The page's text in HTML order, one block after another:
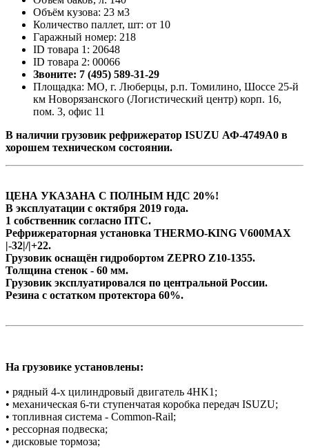
Объём кузова: 23 м3
Количество паллет, шт: от 10
Гаражный номер: 218
ID товара 1: 20648
ID товара 2: 00066
Звоните: 7 (495) 589-31-29
Площадка: МО, г. Люберцы, р.п. Томилино, Шоссе 25-й
км Новорязанского (Логистический центр) корп. 16,
пом. 3, офис 11
В наличии грузовик рефрижератор ISUZU АФ-4749А0 в
хорошем техническом состоянии.
ЦЕНА УКАЗАНА С ПОЛНЫМ НДС 20%!
В эксплуатации с октября 2019 года.
1 собственник согласно ПТС.
Рефрижераторная установка THERMO-KING V600MAX
|-32|/|+22.
Грузовик оснащён гидробортом ZEPRO Z10-1355.
Толщина стенок - 60 мм.
Грузовик эксплуатировался по центральной России.
Резина с остатком протектора 60%.
На грузовике установлены:
• рядный 4-х цилиндровый двигатель 4HK1;
• механическая 6-ти ступенчатая коробка передач ISUZU;
• топливная система - Common-Rail;
• рессорная подвеска;
• дисковые тормоза;